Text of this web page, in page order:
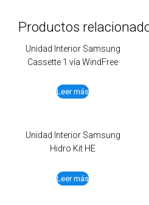
Productos
Unidad Interior Samsung
Cassette 1 vía WindFree
Leer más
Unidad Interior Samsung
Hidro Kit HE
Leer más